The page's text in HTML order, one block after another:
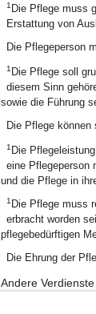
1 Die Pflege muss
Erstattung von
Die Pflegeperson
1 Die Pflege soll
diesem Sinn
sowie die Führung
Die Pflege
1 Die
eine Pflegeperson
und die Pflege in
1 Die Pflege muss
erbracht worden
pflegebedürftigen
Die Ehrung der
Andere Verdienste